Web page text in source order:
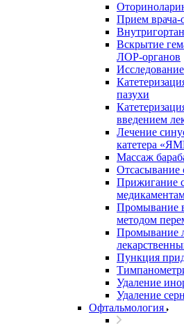
Прием врача-
Вскрытие
ЛОР-органов
пазухи
введением
Лечение
катетера
Массаж
Отсасывание
Прижигание
Промывание
методом
Промывание
Пункция
Удаление
Удаление
Офтальмология